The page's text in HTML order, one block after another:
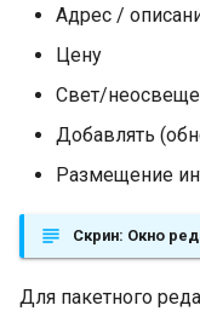
Адрес /
Цену
Свет/
Добавлять
Размещение
Скрин: Окно
Для пакетного